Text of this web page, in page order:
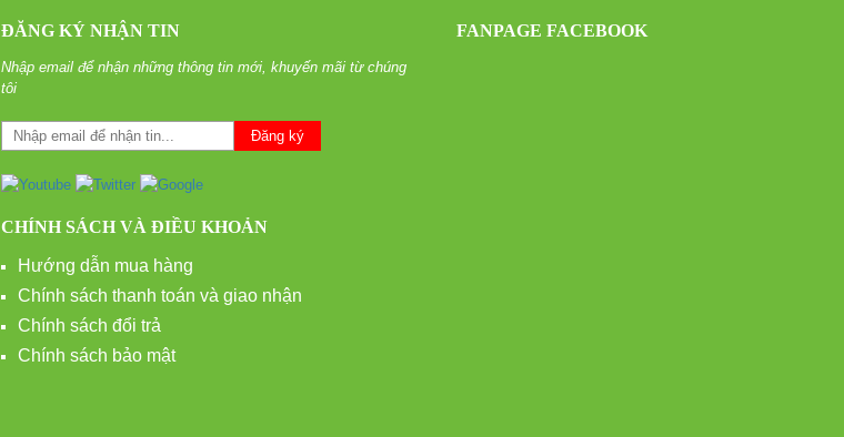
ĐĂNG KÝ NHẬN TIN
Nhập email để nhận những thông tin mới, khuyến mãi từ chúng
tôi
CHÍNH SÁCH VÀ ĐIỀU KHOẢN
Hướng dẫn mua hàng
Chính sách thanh toán và giao nhận
Chính sách đổi trả
Chính sách bảo mật
FANPAGE FACEBOOK